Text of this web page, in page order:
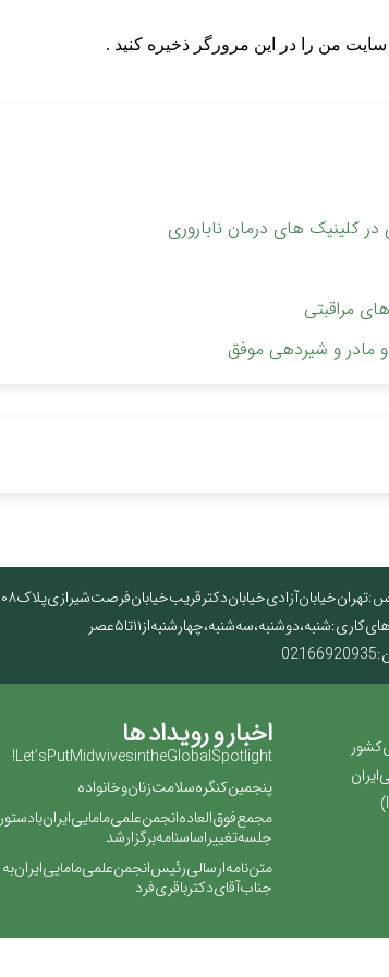
سایت من را در این مرورگر ذخیره کنید .
‏در کلینیک های درمان ناباروری
مراقبتی
مادر و شیردهی موفق
: تهران خیابان آزادی خیابان دکتر قریب خیابان فرصت شیرازی پلاک ۱۰۸
کاری : شنبه ، دوشنبه ، سه شنبه ، چهارشنبه از ۱۱ تا ۵ عصر
کشور
اخبار و رویداد ها
Let’s Put Midwives in the Global Spotlight!
پنجمین کنگره سلامت زنان و خانواده
مجمع فوق العاده انجمن علمی مامایی ایران با دستور
جلسه تغییر اساسنامه برگزار شد
متن نامه ارسالی رئیس انجمن علمی مامایی ایران به
جناب آقای دکتر باقری فرد